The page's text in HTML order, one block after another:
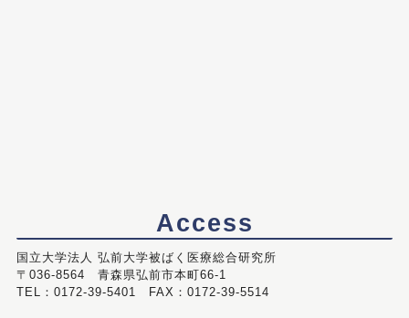
Access
国立大学法人 弘前大学被ばく医療総合研究所
〒036-8564 青森県弘前市本町66-1
TEL：0172-39-5401 FAX：0172-39-5514